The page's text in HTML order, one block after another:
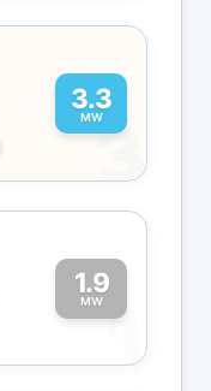
3.3
MW
3
1.9
MW1